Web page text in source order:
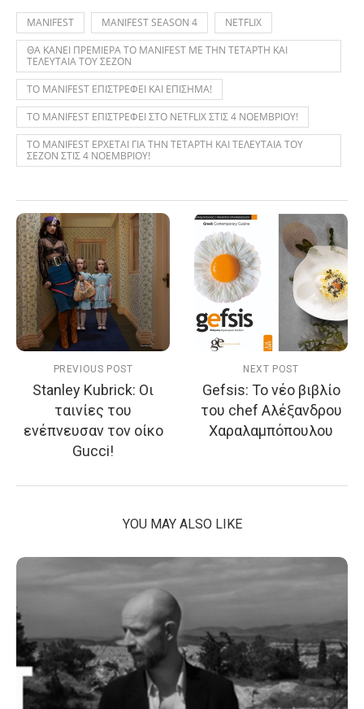
MANIFEST MANIFEST SEASON 4
NETFLIX
ΘΑ ΚΑΝΕΙ ΠΡΕΜΙΕΡΑ ΤΟ MANIFEST ΜΕ ΤΗΝ ΤΕΤΑΡΤΗ ΚΑΙ
ΤΕΛΕΥΤΑΙΑ ΤΟΥ ΣΕΖΟΝ
ΤΟ MANIFEST ΕΠΙΣΤΡΕΦΕΙ ΚΑΙ ΕΠΙΣΗΜΑ!
ΤΟ MANIFEST ΕΠΙΣΤΡΕΦΕΙ ΣΤΟ NETFLIX ΣΤΙΣ 4 ΝΟΕΜΒΡΙΟΥ!
ΤΟ MANIFEST ΕΡΧΕΤΑΙ ΓΙΑ ΤΗΝ ΤΕΤΑΡΤΗ ΚΑΙ ΤΕΛΕΥΤΑΙΑ ΤΟΥ
ΣΕΖΟΝ ΣΤΙΣ 4 ΝΟΕΜΒΡΙΟΥ!
PREVIOUS POST
Stanley Kubrick: Oι
ταινίες του
ενέπνευσαν τον οίκο
Gucci!
NEXT POST
Gefsis: To νέο βιβλίο
του chef Αλέξανδρου
Χαραλαμπόπουλου
YOU MAY ALSO LIKE